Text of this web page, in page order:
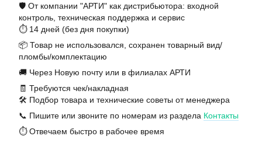
🛡️ От компании "АРТИ" как дистрибьютора: входной
контроль, техническая поддержка и сервис
⏱️ 14 дней (без дня покупки)
📦 Товар не использовался, сохранен товарный вид/
пломбы/комплектацию
🚚 Через Новую почту или в филиалах АРТИ
🧾 Требуются чек/накладная
🛠️ Подбор товара и технические советы от менеджера
📞 Пишите или звоните по номерам из раздела Контакты
⏱️ Отвечаем быстро в рабочее время